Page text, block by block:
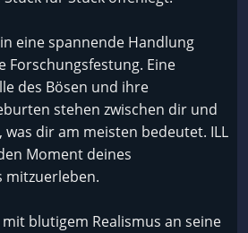
eine spannende Handlung
Forschungsfestung. Eine
des Bösen und ihre
stehen zwischen dir und
was dir am meisten bedeutet. ILL
Moment deines
mitzuerleben.
blutigem Realismus an seine